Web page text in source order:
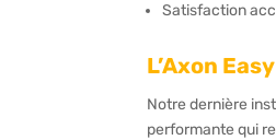
Satisfaction
L’Axon
Notre dernière
performante qui